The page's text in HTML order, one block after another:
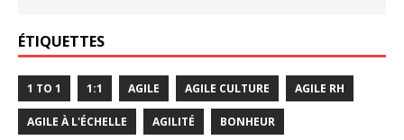
ÉTIQUETTES
1 TO 1 1:1 AGILE AGILE CULTURE AGILE RH
AGILE À L'ÉCHELLE AGILITÉ BONHEUR